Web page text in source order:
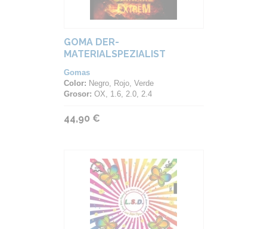
GOMA DER-
MATERIALSPEZIALIST
Gomas
Color: Negro, Rojo, Verde
Grosor: OX, 1.6, 2.0, 2.4
44,90 €